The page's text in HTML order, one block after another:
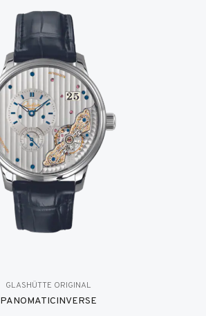
GLASHÜTTE ORIGINAL
PANOMATICINVERSE